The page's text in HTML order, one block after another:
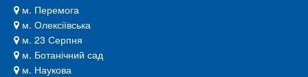
м. Перемога
м. Олексіївська
м. 23 Серпня
м. Ботанічний сад
м. Наукова